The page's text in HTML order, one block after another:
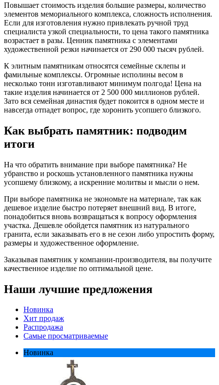
Повышает стоимость изделия большие размеры, количество
элементов мемориального комплекса, сложность исполнения.
Если для изготовления нужно привлекать ручной труд
специалиста узкой специальности, то цена такого памятника
возрастает в разы. Ценник памятника с элементами
художественной резки начинается от 290 000 тысяч рублей.
К элитным памятникам относятся семейные склепы и
фамильные комплексы. Огромные исполины весом в
несколько тонн изготавливают минимум полгода! Цена на
такие изделия начинается от 2 500 000 миллионов рублей.
Зато вся семейная династия будет покоится в одном месте и
навсегда отпадет вопрос, где хоронить усопшего близкого.
Как выбрать памятник: подводим
итоги
На что обратить внимание при выборе памятника? Не
убранство и роскошь установленного памятника нужны
усопшему близкому, а искренние молитвы и мысли о нем.
При выборе памятника не экономьте на материале, так как
дешевое изделие быстро потеряет внешний вид. В итоге,
понадобиться вновь возвращаться к вопросу оформления
участка. Дешевле обойдется памятник из натурального
гранита, если заказывать его в не сезон либо упростить форму,
размеры и художественное оформление.
Заказывая памятник у компании-производителя, вы получите
качественное изделие по оптимальной цене.
Наши лучшие предложения
Новинка
Хит продаж
Распродажа
Самые просматриваемые
Новинка